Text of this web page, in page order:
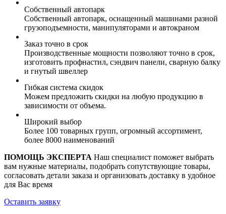
Собственный автопарк
Собственный автопарк, оснащенный машинами разной
грузоподъемности, манипуляторами и автокраном
Заказ точно в срок
Производственные мощности позволяют точно в срок,
изготовить профнастил, сэндвич панели, сварную балку
и гнутый швеллер
Гибкая система скидок
Можем предложить скидки на любую продукцию в
зависимости от объема.
Широкий выбор
Более 100 товарных групп, огромный ассортимент,
более 8000 наименований
ПОМОЩЬ ЭКСПЕРТА Наш специалист поможет выбрать
вам нужные материалы, подобрать сопутствующие товары,
согласовать детали заказа и организовать доставку в удобное
для Вас время
Оставить заявку